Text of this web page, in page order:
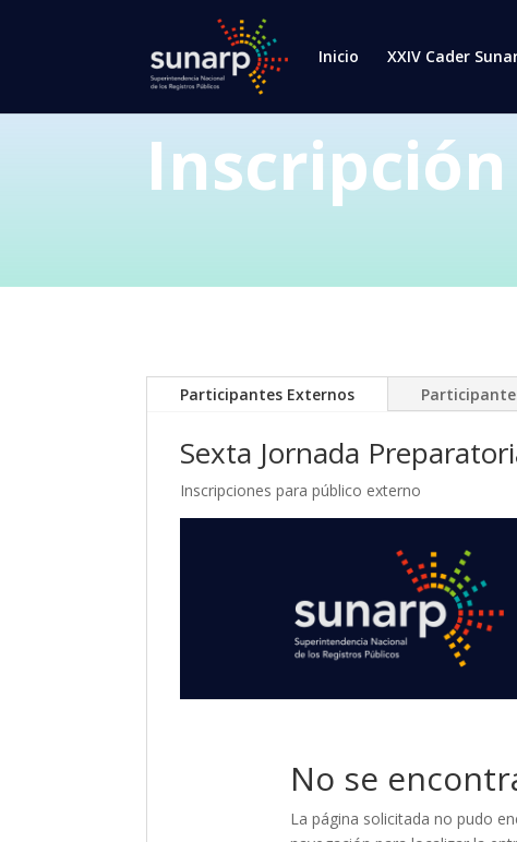
Inicio XXIV Cader
Participantes Externos
Sexta Jornada
Inscripciones para público externo